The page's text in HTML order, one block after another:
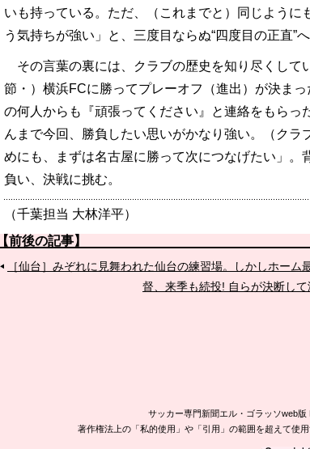
いも持っている。ただ、（これまでと）同じように
う気持ちが強い」と、三度目ならぬ“四度目の正直”
その言葉の裏には、クラブの歴史を知り尽くして
節・）横浜FCに勝ってプレーオフ（進出）が決ま
の何人からも『頑張ってください』と連絡をもらっ
んまで今回、勝負したい思いがかなり強い。（クラ
めにも、まずは名古屋に勝って次につなげたい」。
負い、決戦に挑む。
（千葉担当 大林洋平）
【前後の記事】
［仙台］みぞれに見舞われた仙台の練習場。しかしホーム
督、来季も続投! 自らが決断し
サッカー専門新聞エル・ゴラッソweb
著作権法上の「私的使用」や「引用」の範囲を超えて使